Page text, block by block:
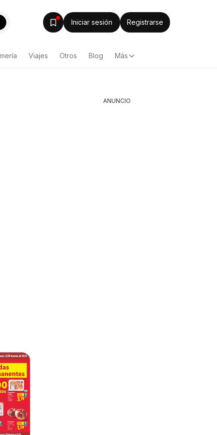
Iniciar sesión Registrarse
Viajes Otros Blog Más
ANUNCIO